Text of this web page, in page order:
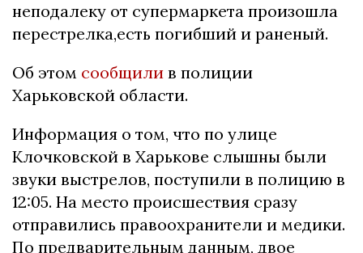
неподалеку от супермаркета произошла
перестрелка,есть погибший и раненый.
Об этом сообщили в полиции
Харьковской области.
Информация о том, что по улице
Клочковской в Харькове слышны были
звуки выстрелов, поступили в полицию в
12:05. На место происшествия сразу
отправились правоохранители и медики.
По предварительным данным, двое